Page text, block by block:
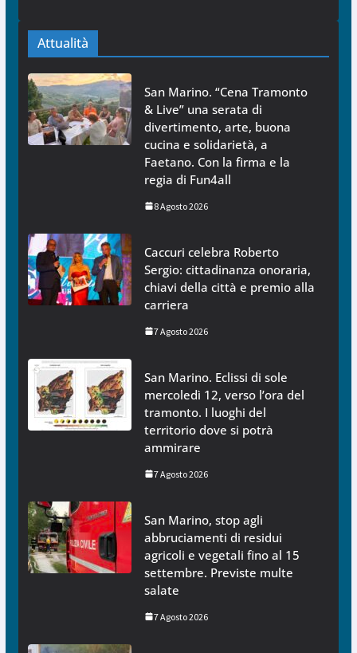
Attualità
San Marino. “Cena Tramonto
& Live” una serata di
divertimento, arte, buona
cucina e solidarietà, a
Faetano. Con la firma e la
regia di Fun4all
8 Agosto 2026
Caccuri celebra Roberto
Sergio: cittadinanza onoraria,
chiavi della città e premio alla
carriera
7 Agosto 2026
San Marino. Eclissi di sole
mercoledì 12, verso l’ora del
tramonto. I luoghi del
territorio dove si potrà
ammirare
7 Agosto 2026
San Marino, stop agli
abbruciamenti di residui
agricoli e vegetali fino al 15
settembre. Previste multe
salate
7 Agosto 2026